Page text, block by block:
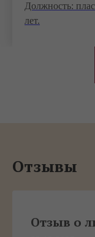
Должность:
лет.
Отзывы
Отзыв о